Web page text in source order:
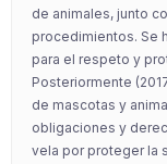
de animales, junto
procedimientos. Se
para el respeto y
Posteriormente
de mascotas y
obligaciones y
vela por proteger la